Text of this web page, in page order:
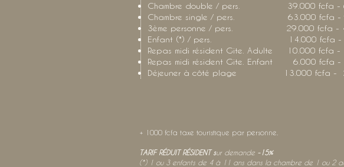
Chambre double / pers. 39.000 fcfa -
Chambre single / pers. 63.000 fcfa -
3ème personne / pers. 29.000 fcfa -
Enfant (*) / pers. 14.000 fcfa -
Repas midi résident Gite. Adulte 10.000 fcfa -
Repas midi résident Gite. Enfant 6.000 fcfa
Déjeuner à côté plage 13.000 fcfa -
+ 1000 fcfa taxe touristique par personne.
TARIF RÉDUIT RÉSIDENT sur demande -15%
(*) 1 ou 3 enfants de 4 à 11 ans dans la chambre de 1 ou 2